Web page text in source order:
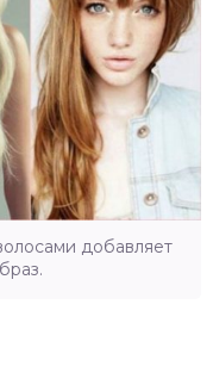
добавляет